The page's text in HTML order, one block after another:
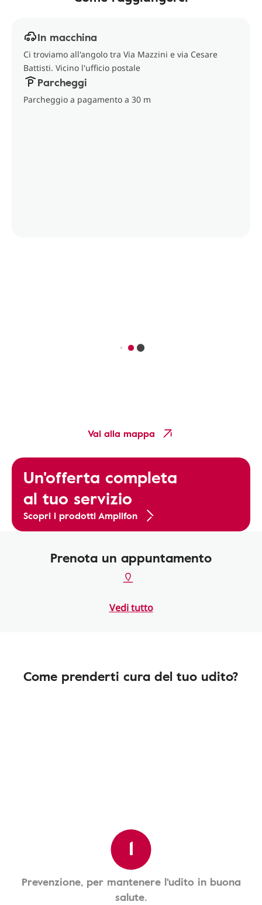
In macchina
Ci troviamo all'angolo tra Via Mazzini e via Cesare
Battisti. Vicino l'ufficio postale
Parcheggi
Parcheggio a pagamento a 30 m
Vai alla mappa
Un'offerta completa
al tuo servizio
Scopri i prodotti Amplifon
Prenota un appuntamento
Vedi tutto
Come prenderti cura del tuo udito?
1
Prevenzione, per mantenere l'udito in buona
salute.